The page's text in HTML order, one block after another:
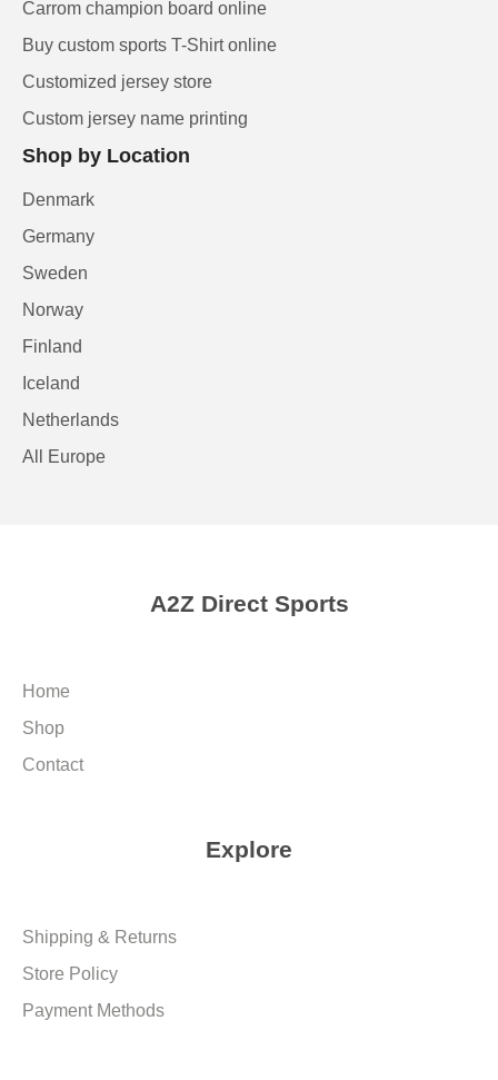
Carrom champion board online
Buy custom sports T-Shirt online
Customized jersey store
Custom jersey name printing
Shop by Location
Denmark
Germany
Sweden
Norway
Finland
Iceland
Netherlands
All Europe
A2Z Direct Sports
Home
Shop
Contact
Explore
Shipping & Returns
Store Policy
Payment Methods